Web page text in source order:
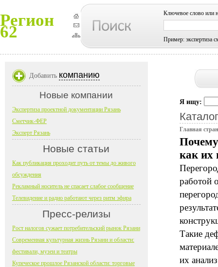
Регион
62
Ключевое слово или
Пример: экспертиза
Я ищу:
Главная
как их
работой
Такие
их
Добавить компанию
Новые компании
Экспертиза проектной документации Рязань
Сметчик-ФЕР
Эксперт Рязань
Новые статьи
Как публикация проходит путь от темы до живого
обсуждения
Рекламный носитель не спасает слабое сообщение
Телевидение и радио работают через ритм эфира
Пресс-релизы
Рост налогов сужает потребительский рынок Рязани
Современная культурная жизнь Рязани и области:
фестивали, музеи и театры
Купеческое прошлое Рязанской области: торговые